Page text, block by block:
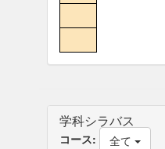
学科シラバス
コース: 全て